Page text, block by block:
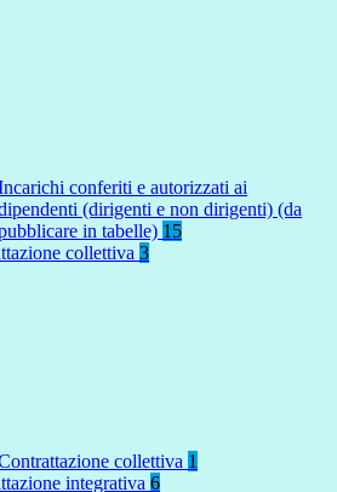
conferiti e autorizzati ai
(dirigenti e non dirigenti) (da
in tabelle) 15
collettiva 3
collettiva 1
integrativa 6